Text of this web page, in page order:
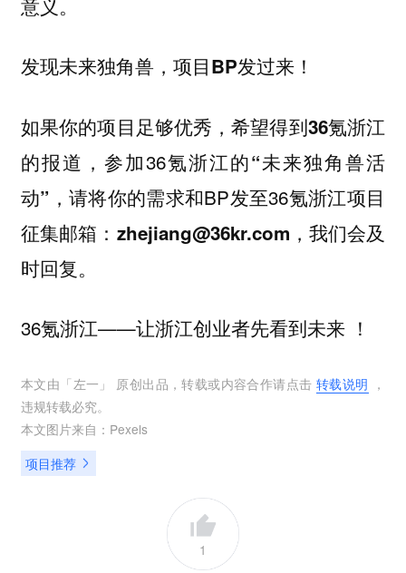
发现未来独角兽，项目BP发过来！
如果你的项目足够优秀，希望得到36氪浙江
的报道 ，参加36氪浙江的“未来独角兽活
动” ，请将你的需求和BP发至36氪浙江项目
征集邮箱： zhejiang@36kr.com ，我们会及
时回复。
36氪浙江——让浙江创业者先看到未来 ！
本文由「 左一 」 原创出品，转载或内容合作请点击 转载说明 ，
违规转载必究。
本文图片来自： Pexels
项目推荐
1